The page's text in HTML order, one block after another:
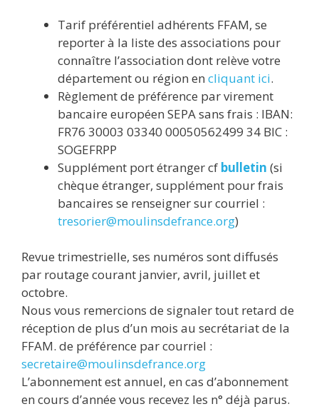
Tarif préférentiel adhérents FFAM, se
reporter à la liste des associations pour
connaître l’association dont relève votre
département ou région en cliquant ici.
Règlement de préférence par virement
bancaire européen SEPA sans frais : IBAN:
FR76 30003 03340 00050562499 34 BIC :
SOGEFRPP
Supplément port étranger cf bulletin (si
chèque étranger, supplément pour frais
bancaires se renseigner sur courriel :
tresorier@moulinsdefrance.org)
Revue trimestrielle, ses numéros sont diffusés
par routage courant janvier, avril, juillet et
octobre.
Nous vous remercions de signaler tout retard de
réception de plus d’un mois au secrétariat de la
FFAM. de préférence par courriel :
secretaire@moulinsdefrance.org
L’abonnement est annuel, en cas d’abonnement
en cours d’année vous recevez les n° déjà parus.